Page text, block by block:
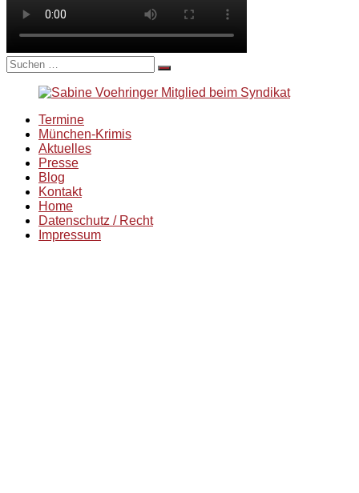
Suche
nach:
Termine
München-Krimis
Aktuelles
Presse
Blog
Kontakt
Home
Datenschutz / Recht
Impressum